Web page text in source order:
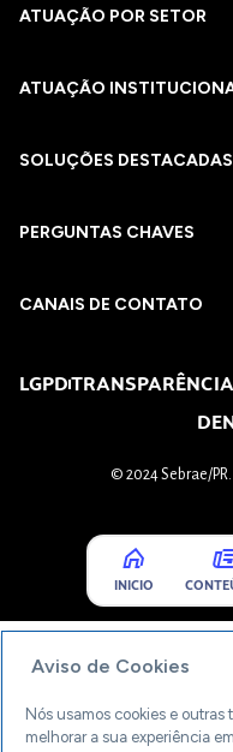
ATUAÇÃO POR SETOR
ATUAÇÃO
SOLUÇÕES DESTACADAS
PERGUNTAS CHAVES​
CANAIS DE CONTATO
LGPDTRANSPARÊNCIA
© 2024 Sebrae/
INICIO
Aviso de Cookies
Nós usamos cookies e
melhorar a sua experiência